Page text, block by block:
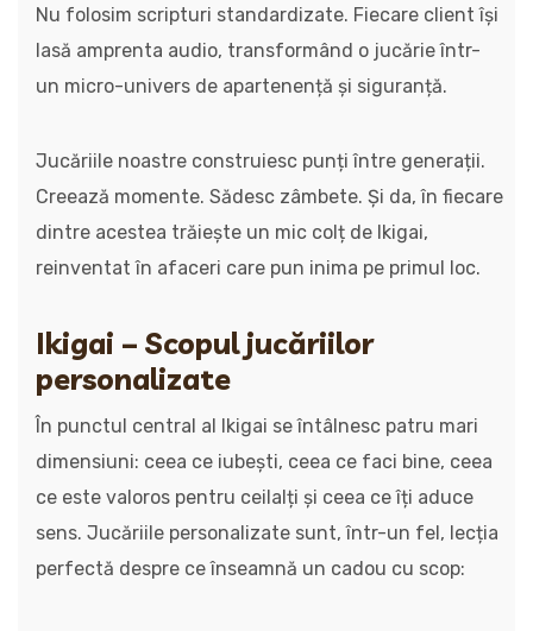
Nu folosim scripturi standardizate. Fiecare client își
lasă amprenta audio, transformând o jucărie într-
un micro-univers de apartenență și siguranță.
Jucăriile noastre construiesc punți între generații.
Creează momente. Sădesc zâmbete. Și da, în fiecare
dintre acestea trăiește un mic colț de Ikigai,
reinventat în afaceri care pun inima pe primul loc.
Ikigai – Scopul jucăriilor
personalizate
În punctul central al Ikigai se întâlnesc patru mari
dimensiuni: ceea ce iubești, ceea ce faci bine, ceea
ce este valoros pentru ceilalți și ceea ce îți aduce
sens. Jucăriile personalizate sunt, într-un fel, lecția
perfectă despre ce înseamnă un cadou cu scop: